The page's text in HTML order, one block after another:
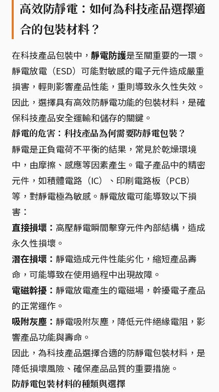
高效防靜電：如何為科技產品選擇適
合的包裝材料？
在科技產品包裝中， 靜電防護是至關重要的一環。
靜電放電（ESD）可能對敏感的電子元件造成嚴重
損害，輕則影響產品性能，重則導致永久性失效。
因此，選擇具有高效防靜電功能的包裝材料，是確
保科技產品安全運輸和儲存的關鍵。
靜電的危害：科技產品為何需要防靜電包裝？
靜電是正負電荷不平衡的結果，常見於乾燥環境
中，由摩擦、感應等因素產生。電子產品中的精密
元件，如積體電路（IC）、印刷電路板（PCB）
等，對靜電極為敏感。靜電放電可能導致以下損
害：
直接損壞： 高壓靜電瞬間擊穿元件內部結構，造成
永久性損壞。
潛在損壞： 靜電造成元件性能劣化，縮短產品壽
命，可能導致在使用過程中出現故障。
電磁幹擾： 靜電放電產生的電磁場，幹擾電子產品
的正常運作。
吸附灰塵： 靜電吸附灰塵，降低元件絕緣電阻，影
響產品功能與壽命。
因此，為科技產品選擇合適的防靜電包裝材料，是
降低損壞風險、確保產品品質的重要措施。
防靜電包裝材料的種類與選擇